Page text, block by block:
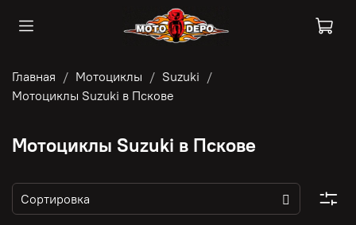
Главная Мотоциклы
Suzuki
Мотоциклы Suzuki в Пскове
Мотоциклы Suzuki в Пскове